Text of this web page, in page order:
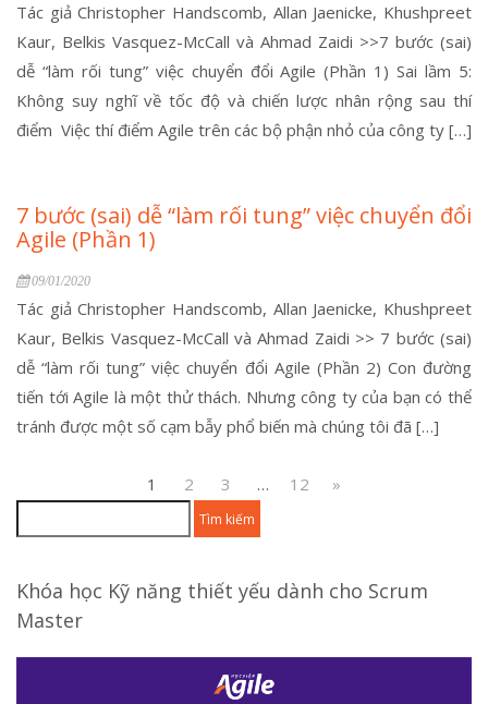
Tác giả Christopher Handscomb, Allan Jaenicke, Khushpreet
Kaur, Belkis Vasquez-McCall và Ahmad Zaidi >>7 bước (sai)
dễ “làm rối tung” việc chuyển đổi Agile (Phần 1) Sai lầm 5:
Không suy nghĩ về tốc độ và chiến lược nhân rộng sau thí
điểm Việc thí điểm Agile trên các bộ phận nhỏ của công ty […]
7 bước (sai) dễ “làm rối tung” việc chuyển đổi
Agile (Phần 1)
09/01/2020
Tác giả Christopher Handscomb, Allan Jaenicke, Khushpreet
Kaur, Belkis Vasquez-McCall và Ahmad Zaidi >> 7 bước (sai)
dễ “làm rối tung” việc chuyển đổi Agile (Phần 2) Con đường
tiến tới Agile là một thử thách. Nhưng công ty của bạn có thể
tránh được một số cạm bẫy phổ biến mà chúng tôi đã […]
1 2 3 … 12 »
kiếm
Khóa học Kỹ năng thiết yếu dành cho Scrum
Master